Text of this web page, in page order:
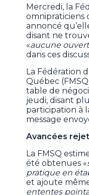
Mercredi, la
omnipraticiens
annoncé
disant ne
«aucune
dans ces
La Fédération
Québec
table de
jeudi, disant
participation à
message
Avancées
La FMSQ
été obtenues «
pratique en
et ajoute
ententes